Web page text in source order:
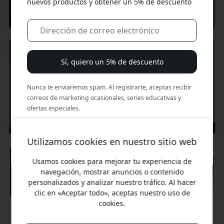
Utilizamos cookies en nuestro sitio web
Usamos cookies para mejorar tu experiencia de
navegación, mostrar anuncios o contenido
personalizados y analizar nuestro tráfico. Al hacer
clic en «Aceptar todo», aceptas nuestro uso de
cookies.
Sí, quiero un 5% de descuento
Nunca te enviaremos spam. Al registrarte, aceptas recibir
correos de marketing ocasionales, series educativas y
ofertas especiales.